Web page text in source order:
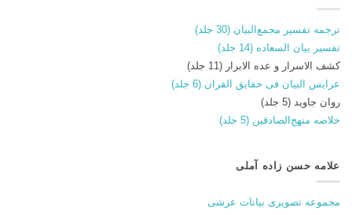
ترجمه تفسیر مجمع‌البیان (30 جلد)
تفسیر بیان السعاده (14 جلد)
کشف الاسرار و عده الابرار (11 جلد)
عرایس البیان فی حقایق القران (6 جلد)
روان جاوید (5 جلد)
خلاصه منهج‌الصادقین (5 جلد)
علامه حسن زاده آملی
مجموعه تصویری بیانات عرشی